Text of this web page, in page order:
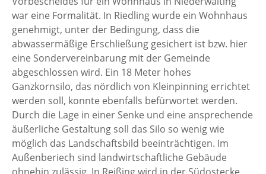
war eine Formalität. In Riedling wurde ein Wohnhaus
genehmigt, unter der Bedingung, dass die
abwassermäßige Erschließung gesichert ist bzw. hier
eine Sondervereinbarung mit der Gemeinde
abgeschlossen wird. Ein 18 Meter hohes
Ganzkornsilo, das nördlich von Kleinpinning errichtet
werden soll, konnte ebenfalls befürwortet werden.
Durch die Lage in einer Senke und eine ansprechende
äußerliche Gestaltung soll das Silo so wenig wie
möglich das Landschaftsbild beeinträchtigen. Im
Außenberiech sind landwirtschaftliche Gebäude
ohnehin zulässig. In Reißing wird in der Südostecke